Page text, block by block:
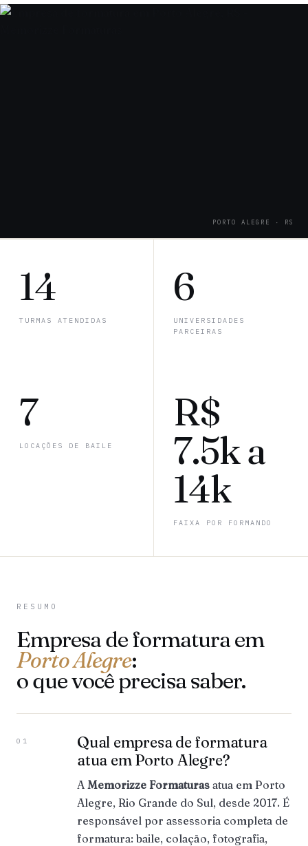
PORTO ALEGRE · RS
14
TURMAS ATENDIDAS
6
UNIVERSIDADES
PARCEIRAS
7
LOCAÇÕES DE BAILE
R$
7.5k a
14k
FAIXA POR FORMANDO
RESUMO
Empresa de formatura em
Porto Alegre:
o que você precisa saber.
01
Qual empresa de formatura
atua em Porto Alegre?
A Memorizze Formaturas atua em Porto
Alegre, Rio Grande do Sul, desde 2017. É
responsável por assessoria completa de
formatura: baile, colação, fotografia,